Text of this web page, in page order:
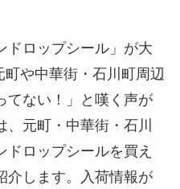
ドロップシール」が大
や中華街・石川町周辺
てない！」と嘆く声が
元町・中華街・石川
ロップシールを買え
介します。入荷情報が